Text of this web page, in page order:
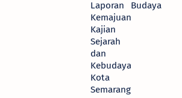
Laporan
Kemajuan
Kajian
Sejarah
dan
Kebudayaan
Kota
Semarang
Budaya